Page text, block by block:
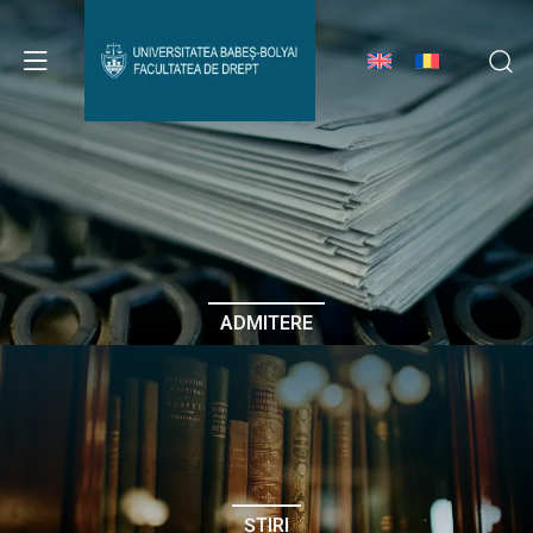
Avizier Studenți
Studii
Admitere
Erasmus & Internațional
Despre Facultate
ADMITERE
ȘTIRI